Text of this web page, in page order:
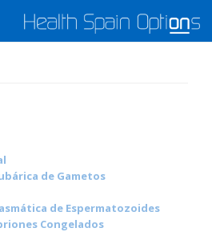
de Gametos
de Espermatozoides
Congelados